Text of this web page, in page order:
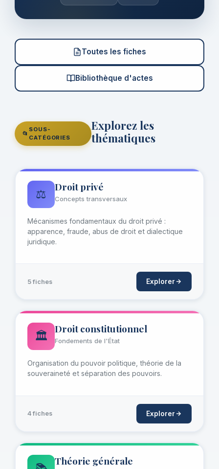
Toutes les fiches
Bibliothèque d'actes
📂
SOUS-
CATÉGORIES
Explorez les
thématiques
⚖️
Droit privé
Concepts transversaux
Mécanismes fondamentaux du droit privé :
apparence, fraude, abus de droit et dialectique
juridique.
5 fiches Explorer
🏛️
Droit constitutionnel
Fondements de l'État
Organisation du pouvoir politique, théorie de la
souveraineté et séparation des pouvoirs.
4 fiches Explorer
Théorie générale